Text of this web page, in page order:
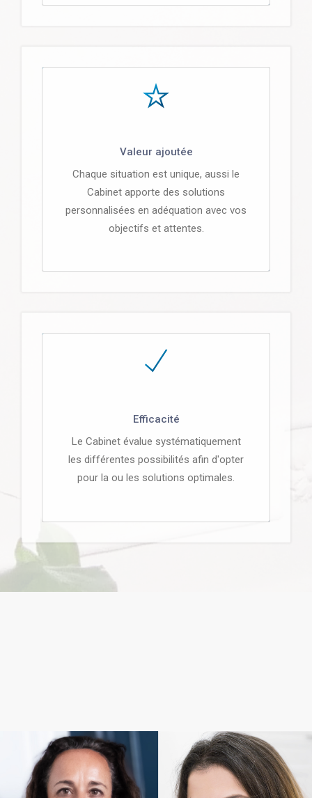
Valeur ajoutée
Chaque situation est unique, aussi le
Cabinet apporte des solutions
personnalisées en adéquation avec vos
objectifs et attentes.
Efficacité
Le Cabinet évalue systématiquement
les différentes possibilités afin d'opter
pour la ou les solutions optimales.